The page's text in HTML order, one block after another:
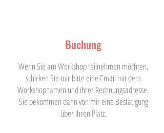
Wenn Sie am Workshop teilnehmen möchten,
schicken Sie mir bitte eine Email mit dem
Workshopnamen und ihrer Rechnungsadresse.
Sie bekommen dann von mir eine Bestätigung
über Ihren Platz.
Buchung